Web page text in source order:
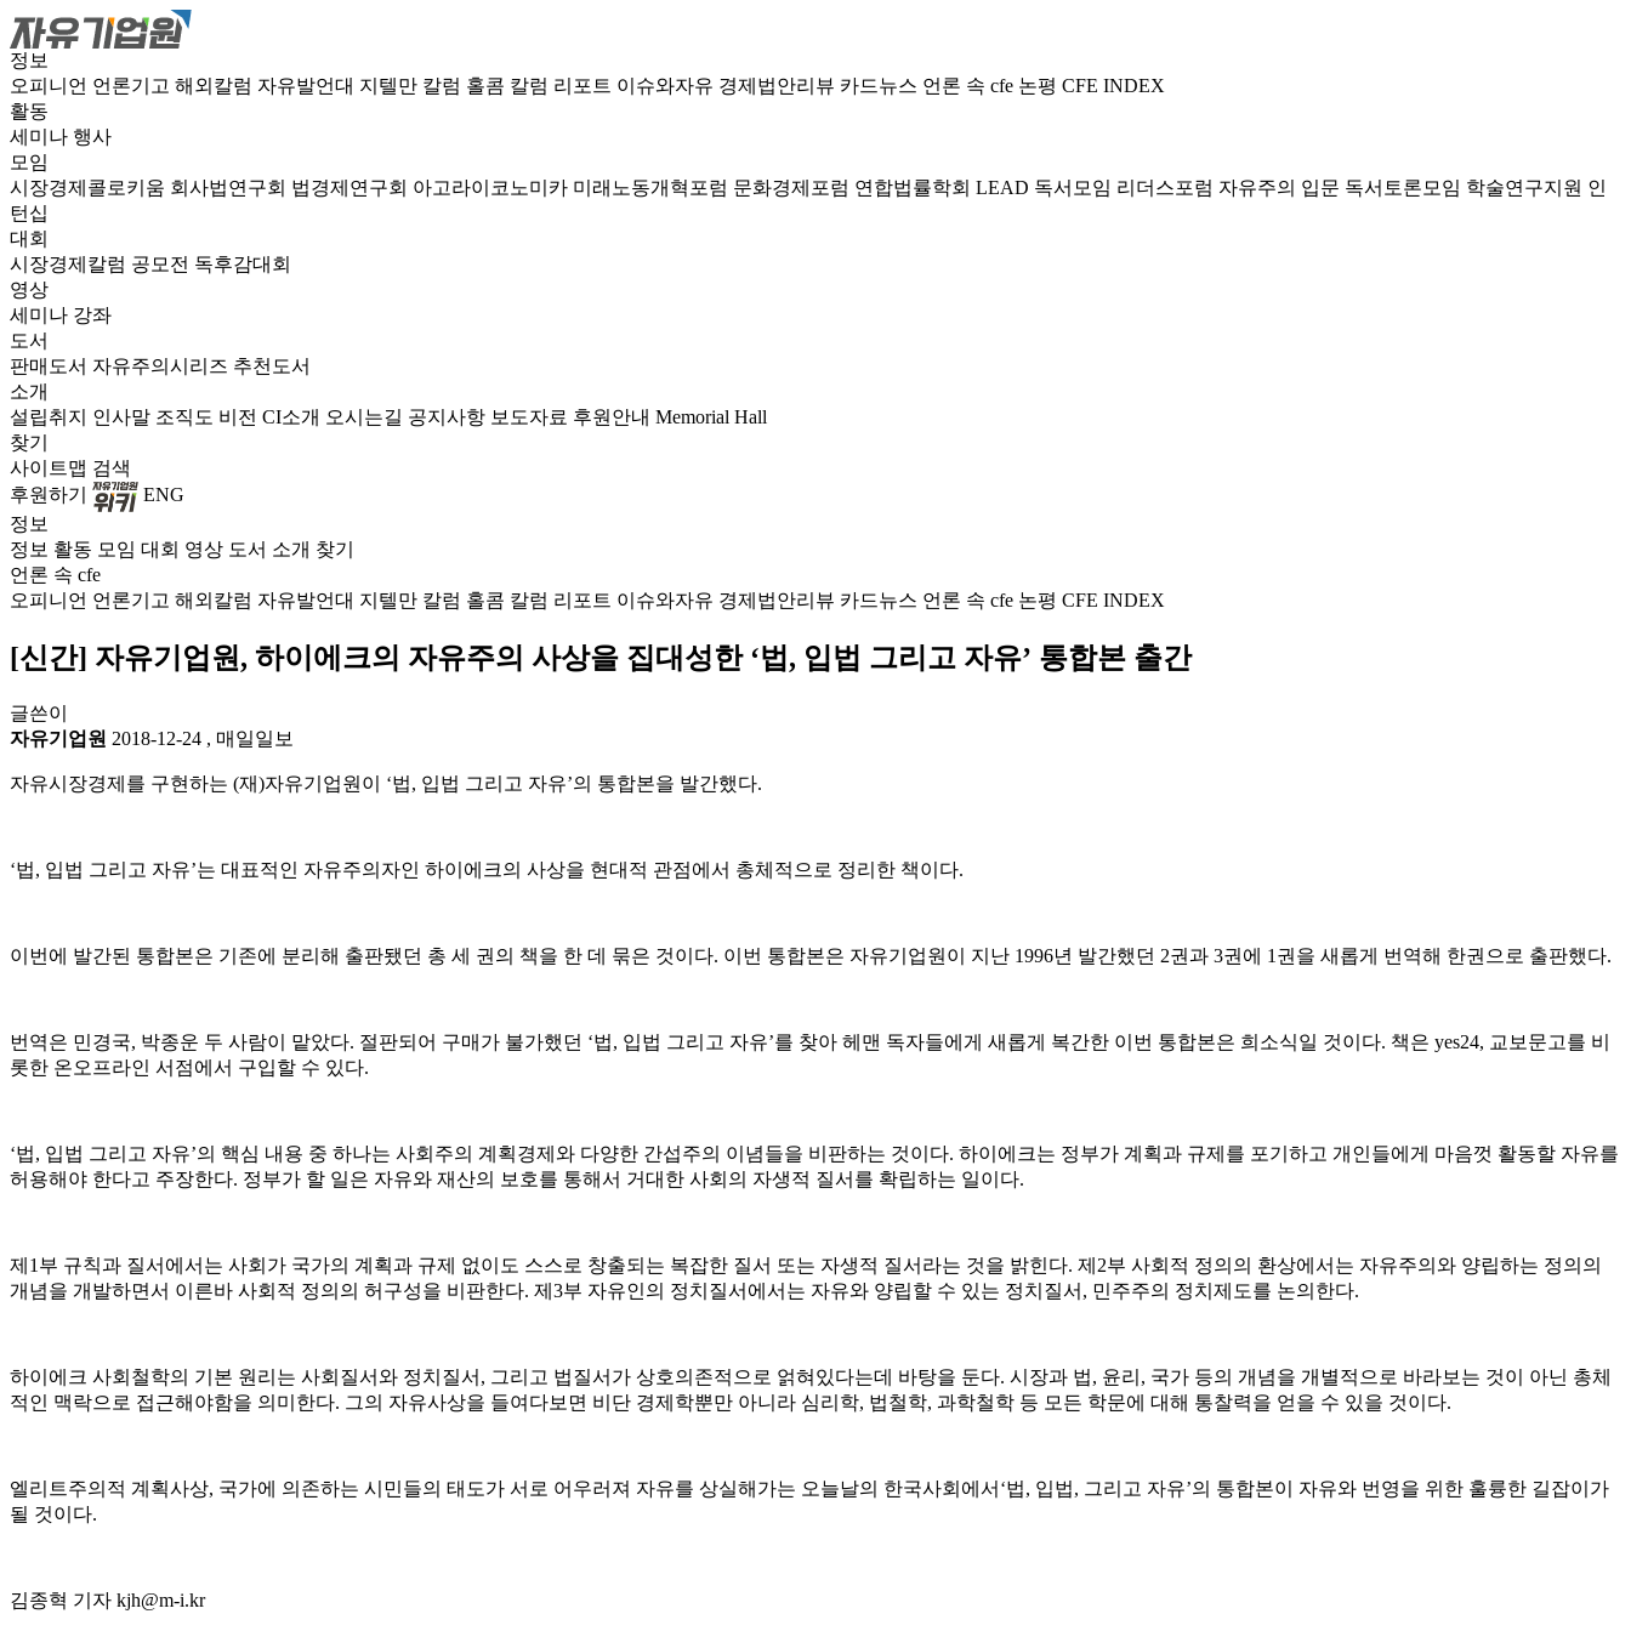
정보
오피니언 언론기고 해외칼럼 자유발언대 지텔만 칼럼 홀콤 칼럼 리포트 이슈와자유 경제법안리뷰 카드뉴스 언론 속 cfe 논평 CFE INDEX
활동
세미나 행사
모임
시장경제콜로키움 회사법연구회 법경제연구회 아고라이코노미카 미래노동개혁포럼 문화경제포럼 연합법률학회 LEAD 독서모임 리더스포럼 자유주의 입문 독서토론모임 학술연구지원 인
턴십
대회
시장경제칼럼 공모전 독후감대회
영상
세미나 강좌
도서
판매도서 자유주의시리즈 추천도서
소개
설립취지 인사말 조직도 비전 CI소개 오시는길 공지사항 보도자료 후원안내 Memorial Hall
찾기
사이트맵 검색
후원하기
ENG
정보
정보 활동 모임 대회 영상 도서 소개 찾기
언론 속 cfe
오피니언 언론기고 해외칼럼 자유발언대 지텔만 칼럼 홀콤 칼럼 리포트 이슈와자유 경제법안리뷰 카드뉴스 언론 속 cfe 논평 CFE INDEX
[신간] 자유기업원, 하이에크의 자유주의 사상을 집대성한 ‘법, 입법 그리고 자유’ 통합본 출간
글쓴이
자유기업원 2018-12-24 , 매일일보
자유시장경제를 구현하는 (재)자유기업원이 ‘법, 입법 그리고 자유’의 통합본을 발간했다.
‘법, 입법 그리고 자유’는 대표적인 자유주의자인 하이에크의 사상을 현대적 관점에서 총체적으로 정리한 책이다.
이번에 발간된 통합본은 기존에 분리해 출판됐던 총 세 권의 책을 한 데 묶은 것이다. 이번 통합본은 자유기업원이 지난 1996년 발간했던 2권과 3권에 1권을 새롭게 번역해 한권으로 출판했다.
번역은 민경국, 박종운 두 사람이 맡았다. 절판되어 구매가 불가했던 ‘법, 입법 그리고 자유’를 찾아 헤맨 독자들에게 새롭게 복간한 이번 통합본은 희소식일 것이다. 책은 yes24, 교보문고를 비
롯한 온오프라인 서점에서 구입할 수 있다.
‘법, 입법 그리고 자유’의 핵심 내용 중 하나는 사회주의 계획경제와 다양한 간섭주의 이념들을 비판하는 것이다. 하이에크는 정부가 계획과 규제를 포기하고 개인들에게 마음껏 활동할 자유를
허용해야 한다고 주장한다. 정부가 할 일은 자유와 재산의 보호를 통해서 거대한 사회의 자생적 질서를 확립하는 일이다.
제1부 규칙과 질서에서는 사회가 국가의 계획과 규제 없이도 스스로 창출되는 복잡한 질서 또는 자생적 질서라는 것을 밝힌다. 제2부 사회적 정의의 환상에서는 자유주의와 양립하는 정의의
개념을 개발하면서 이른바 사회적 정의의 허구성을 비판한다. 제3부 자유인의 정치질서에서는 자유와 양립할 수 있는 정치질서, 민주주의 정치제도를 논의한다.
하이에크 사회철학의 기본 원리는 사회질서와 정치질서, 그리고 법질서가 상호의존적으로 얽혀있다는데 바탕을 둔다. 시장과 법, 윤리, 국가 등의 개념을 개별적으로 바라보는 것이 아닌 총체
적인 맥락으로 접근해야함을 의미한다. 그의 자유사상을 들여다보면 비단 경제학뿐만 아니라 심리학, 법철학, 과학철학 등 모든 학문에 대해 통찰력을 얻을 수 있을 것이다.
엘리트주의적 계획사상, 국가에 의존하는 시민들의 태도가 서로 어우러져 자유를 상실해가는 오늘날의 한국사회에서‘법, 입법, 그리고 자유’의 통합본이 자유와 번영을 위한 훌륭한 길잡이가
될 것이다.
김종혁 기자 kjh@m-i.kr